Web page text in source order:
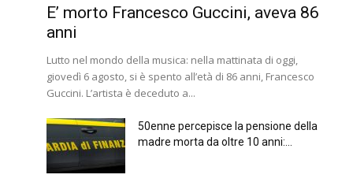
E’ morto Francesco Guccini, aveva 86
anni
Lutto nel mondo della musica: nella mattinata di oggi,
giovedì 6 agosto, si è spento all’età di 86 anni, Francesco
Guccini. L’artista è deceduto a...
50enne percepisce la pensione della
madre morta da oltre 10 anni:...